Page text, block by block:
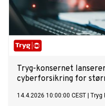
Tryg-konsernet
cyberforsikring for
14.4.2026 10:00:00 CEST Tryg